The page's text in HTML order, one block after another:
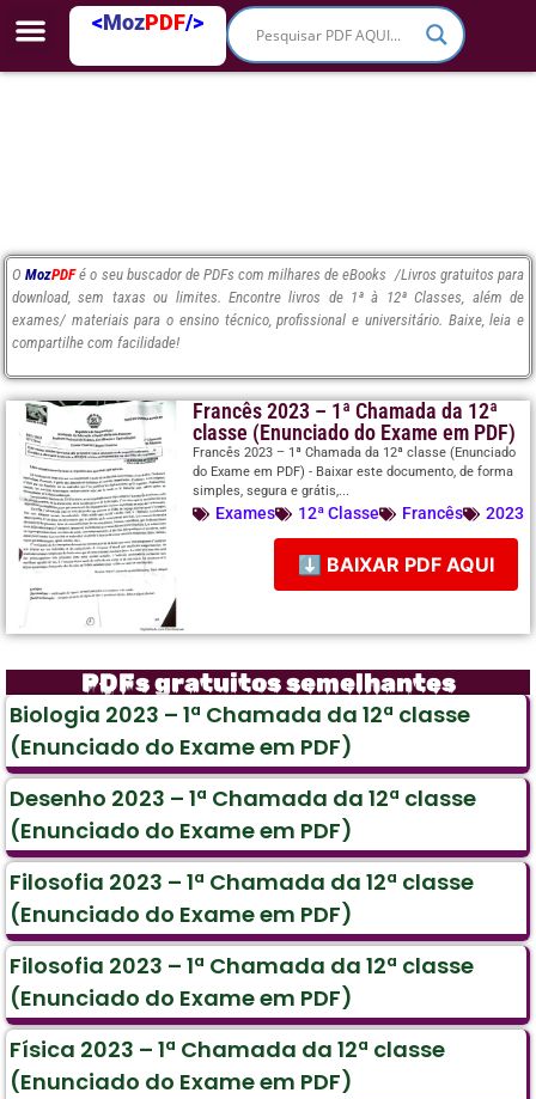
<MozPDF/>
OMozPDF é o seu buscador de PDFs com milhares de eBooks /Livros gratuitos para
download, sem taxas ou limites. Encontre livros de 1ª à 12ª Classes, além de
exames/ materiais para o ensino técnico, profissional e universitário. Baixe, leia e
compartilhe com facilidade!
Francês 2023 – 1ª Chamada da 12ª
classe (Enunciado do Exame em PDF)
Francês 2023 – 1ª Chamada da 12ª classe (Enunciado
do Exame em PDF) - Baixar este documento, de forma
simples, segura e grátis,...
Exames 12ª Classe Francês 2023
⬇ BAIXAR PDF AQUI
PDFs gratuitos semelhantes
Biologia 2023 – 1ª Chamada da 12ª classe
(Enunciado do Exame em PDF)
Desenho 2023 – 1ª Chamada da 12ª classe
(Enunciado do Exame em PDF)
Filosofia 2023 – 1ª Chamada da 12ª classe
(Enunciado do Exame em PDF)
Filosofia 2023 – 1ª Chamada da 12ª classe
(Enunciado do Exame em PDF)
Física 2023 – 1ª Chamada da 12ª classe
(Enunciado do Exame em PDF)